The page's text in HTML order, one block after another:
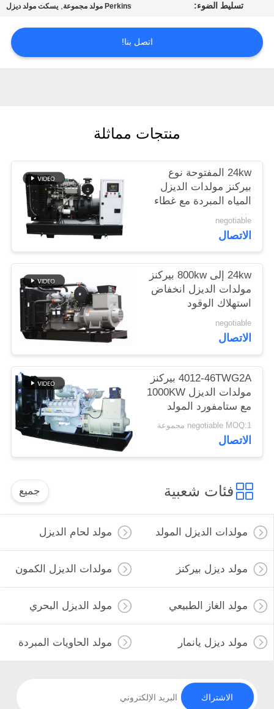
اطلب
اقتباس
تسليط الضوء: Perkins مولد مجموعة , يسكت مولد ديزل
اتصل بنا!
منتجات مماثلة
24kw المفتوحة نوع
بيركنز مولدات الديزل
المياه المبردة مع غطاء
المبرد
negotiable
الاتصال
24kw إلى 800kw بيركنز
مولدات الديزل انخفاض
استهلاك الوقود
والضوضاء
negotiable
الاتصال
4012-46TWG2A بيركنز
مولدات الديزل 1000KW
مع ستامفورد المولد
negotiable MOQ:1 مجموعة
الاتصال
فئات شعبية جميع
مولدات الديزل المولد مولد لحام الديزل
مولد ديزل بيركنز مولدات الديزل الكمون
مولد الغاز الطبيعي مولد الديزل البحري
مولد ديزل يانمار مولد الحاويات المبردة
الاشتراك